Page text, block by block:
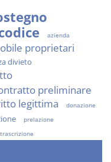
azienda
proprietari
divieto
preliminare
legittima donazione
prelazione
trascrizione